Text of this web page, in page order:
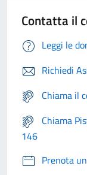
Contatta il
Leggi le
Richiedi
Chiama il
Chiama
146
Prenota